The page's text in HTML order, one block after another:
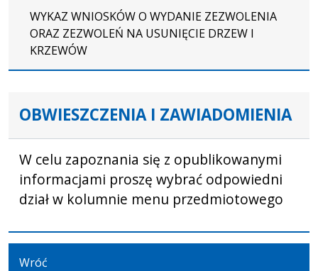
WYKAZ WNIOSKÓW O WYDANIE ZEZWOLENIA
ORAZ ZEZWOLEŃ NA USUNIĘCIE DRZEW I
KRZEWÓW
OBWIESZCZENIA I ZAWIADOMIENIA
W celu zapoznania się z opublikowanymi
informacjami proszę wybrać odpowiedni
dział w kolumnie menu przedmiotowego
Wróć